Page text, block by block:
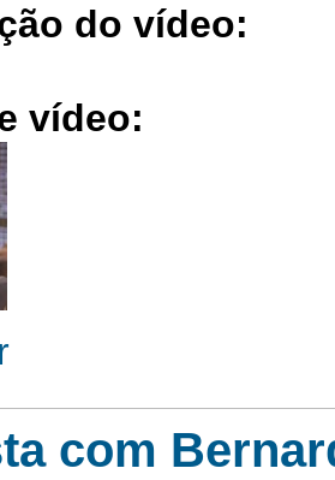
do vídeo:
vídeo:
com